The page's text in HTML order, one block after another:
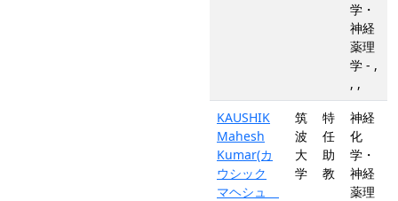
学・
神経
薬理
学 - ,
, ,
KAUSHIK
Mahesh
Kumar(カ
ウシック
マヘシュ
筑
波
大
学
特
任
助
教
神経
化
学・
神経
薬理